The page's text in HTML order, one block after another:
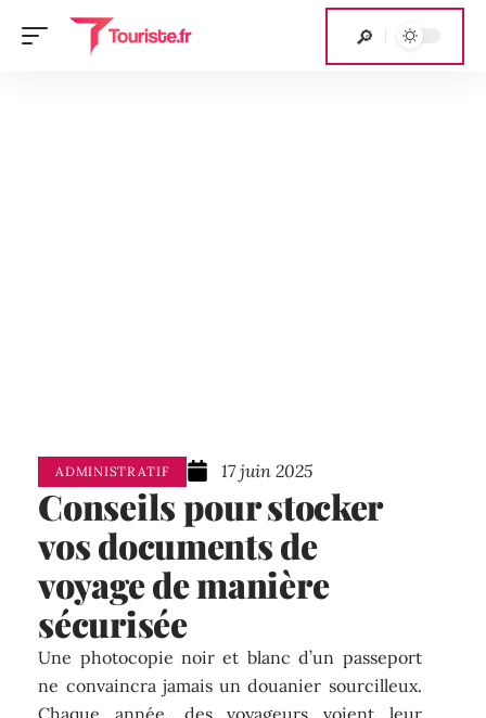
ADMINISTRATIF 17 juin 2025
Conseils pour stocker
vos documents de
voyage de manière
sécurisée
Une photocopie noir et blanc d’un passeport
ne convaincra jamais un douanier sourcilleux.